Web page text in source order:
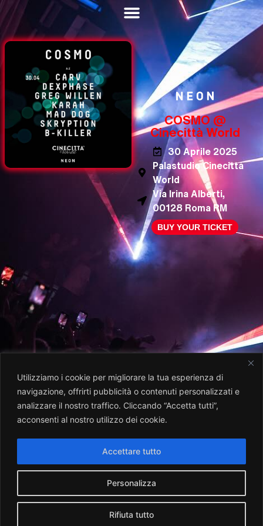
Utilizziamo i cookie per migliorare la tua esperienza di
navigazione, offrirti pubblicità o contenuti personalizzati e
analizzare il nostro traffico. Cliccando “Accetta tutti”,
acconsenti al nostro utilizzo dei cookie.
Personalizza
Rifiuta tutto
Accettare tutto
COSMO @
Cinecittà World
30 Aprile 2025
Palastudio Cinecittà
World
Via Irina Alberti,
00128 Roma RM
BUY YOUR TICKET